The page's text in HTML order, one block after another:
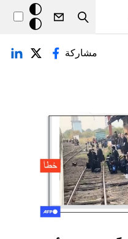
Search
خلفيّة
داكنة
مشاركة